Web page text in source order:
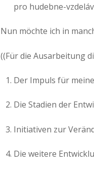
pro hudebne-
Nun möchte ich in
((Für die Ausarbeitung
Der Impuls für
Die Stadien der
Initiativen zur
Die weitere